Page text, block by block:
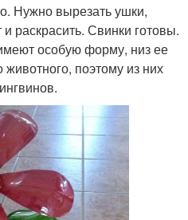
Нужно вырезать ушки,
и раскрасить. Свинки готовы.
особую форму, низ ее
поэтому из них